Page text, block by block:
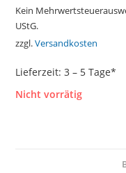
Kein
UStG.
zzgl.Versandkosten
Lieferzeit:3 – 5 Tage*
Nicht vorrätig